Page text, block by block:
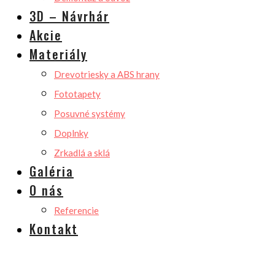
3D – Návrhár
Akcie
Materiály
Drevotriesky a ABS hrany
Fototapety
Posuvné systémy
Doplnky
Zrkadlá a sklá
Galéria
O nás
Referencie
Kontakt